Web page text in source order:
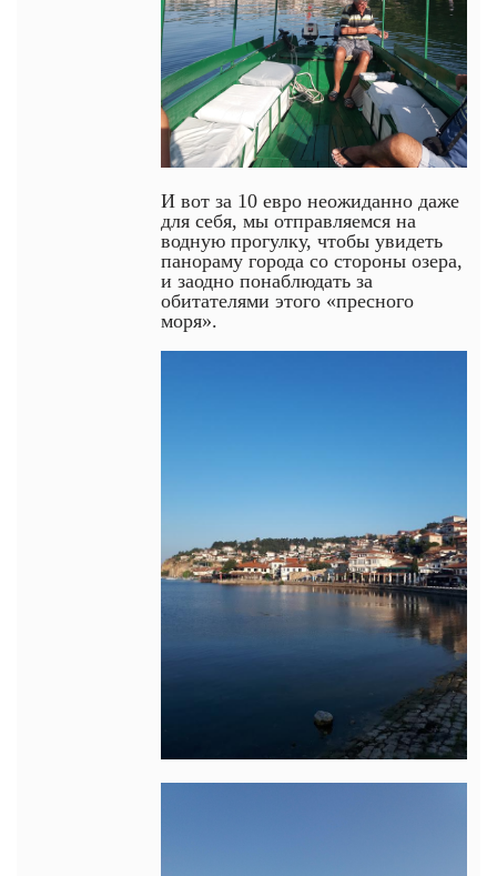
И вот за 10 евро неожиданно даже
для себя, мы отправляемся на
водную прогулку, чтобы увидеть
панораму города со стороны озера,
и заодно понаблюдать за
обитателями этого «пресного
моря».